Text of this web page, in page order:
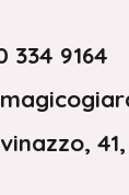
334 9164